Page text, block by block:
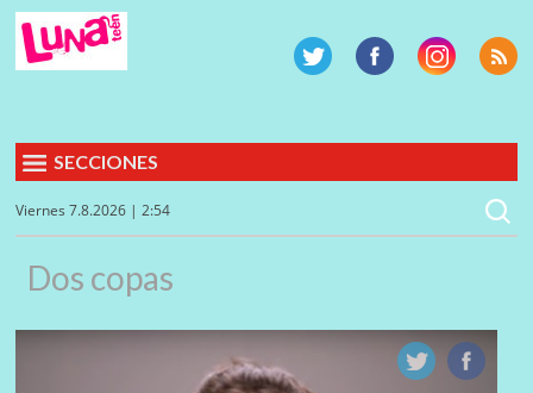
SECCIONES
Viernes 7.8.2026 | 2:54
Dos copas